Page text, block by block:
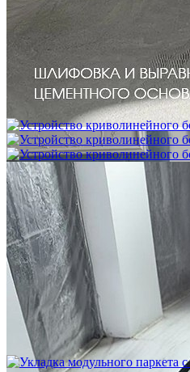
Межслойная шлифовка паркета
Устройство криволинейного
2 500 ₽